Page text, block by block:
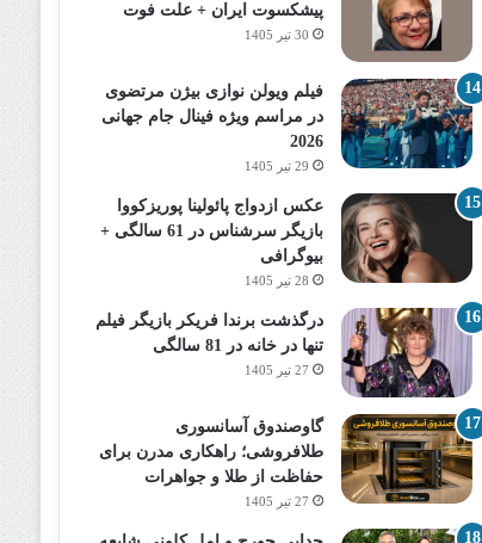
پیشکسوت ایران + علت فوت
30 تیر 1405
فیلم ویولن نوازی بیژن مرتضوی
در مراسم ویژه فینال جام جهانی
2026
29 تیر 1405
عکس ازدواج پائولینا پوریزکووا
بازیگر سرشناس در 61 سالگی +
بیوگرافی
28 تیر 1405
درگذشت برندا فریکر بازیگر فیلم
تنها در خانه در 81 سالگی
27 تیر 1405
گاوصندوق آسانسوری
طلافروشی؛ راهکاری مدرن برای
حفاظت از طلا و جواهرات
27 تیر 1405